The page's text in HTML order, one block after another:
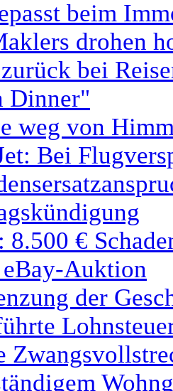
beim
drohen
bei
Dinner"
weg von
Bei
8.500 €
Auktion
der